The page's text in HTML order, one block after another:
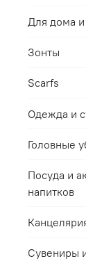
Для дома
Зонты
Scarfs
Одежда и
Головные
Посуда и
напитков
Сувениры